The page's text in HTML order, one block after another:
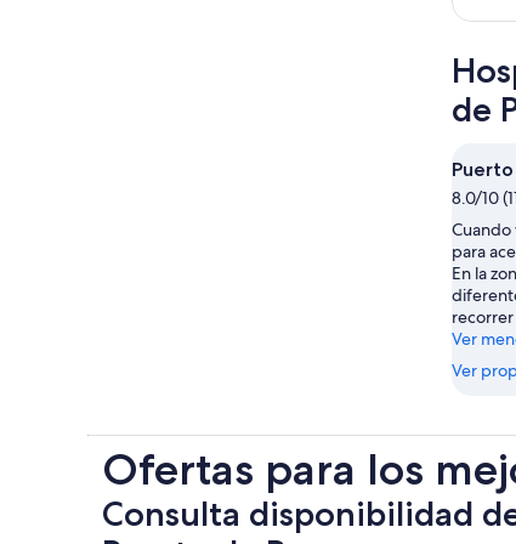
de
8.0/10
Cuando
para
En la
recorrer
Ver
Ver
Ofertas para los
Consulta disponibilidad